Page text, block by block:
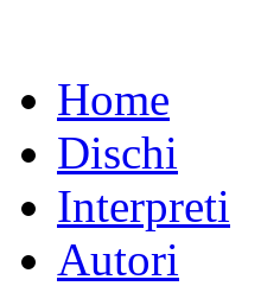
Home
Dischi
Interpreti
Autori